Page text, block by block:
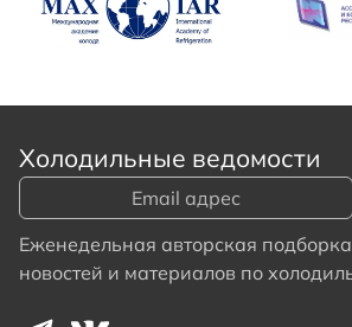
Холодильные ведомости
Еженедельная авторская
новостей и материалов по